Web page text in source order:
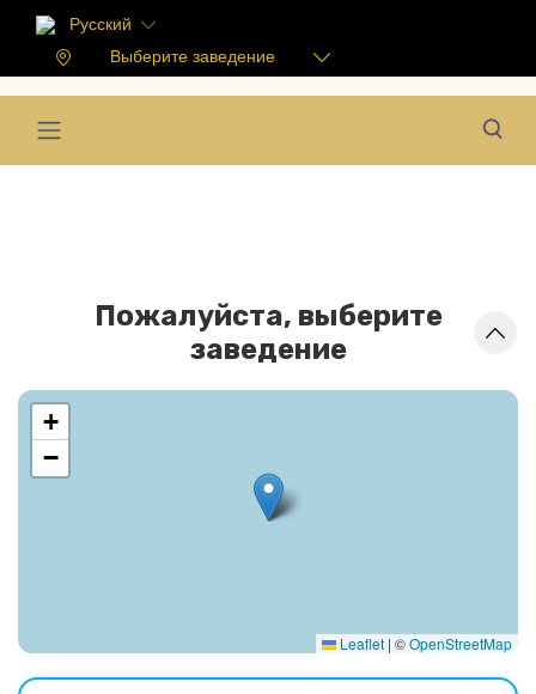
Русский
Выберите заведение
Пожалуйста, выберите
заведение
+
−
Leaflet | ©OpenStreetMap